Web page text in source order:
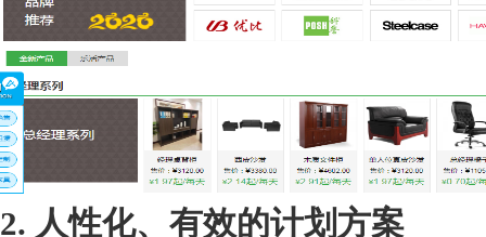
2. 人性化、有效的计划方案